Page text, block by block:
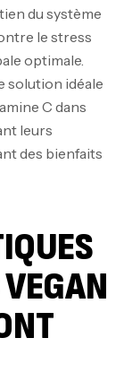
du système
le stress
optimale.
solution idéale
C dans
leurs
des bienfaits